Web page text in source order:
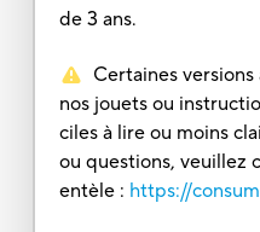
de 3 ans.
Certaines
nos jouets ou
ciles à lire ou moins
ou questions, veuillez
entèle : https://